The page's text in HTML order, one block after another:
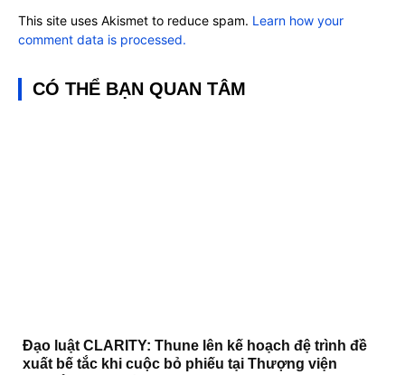
This site uses Akismet to reduce spam. Learn how your
comment data is processed.
CÓ THỂ BẠN QUAN TÂM
Đạo luật CLARITY: Thune lên kế hoạch đệ trình đề
xuất bế tắc khi cuộc bỏ phiếu tại Thượng viện